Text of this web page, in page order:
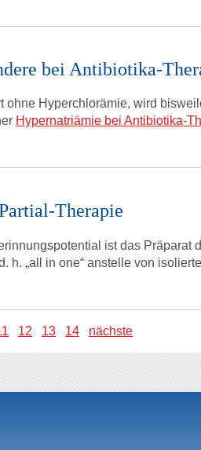
bei Antibiotika-
ohne Hyperchlorämie, wird
Hypernatriämie bei Antibiotika-
Therapie
ist das Präparat
h. „all in one“ anstelle von
12 13 14 nächste